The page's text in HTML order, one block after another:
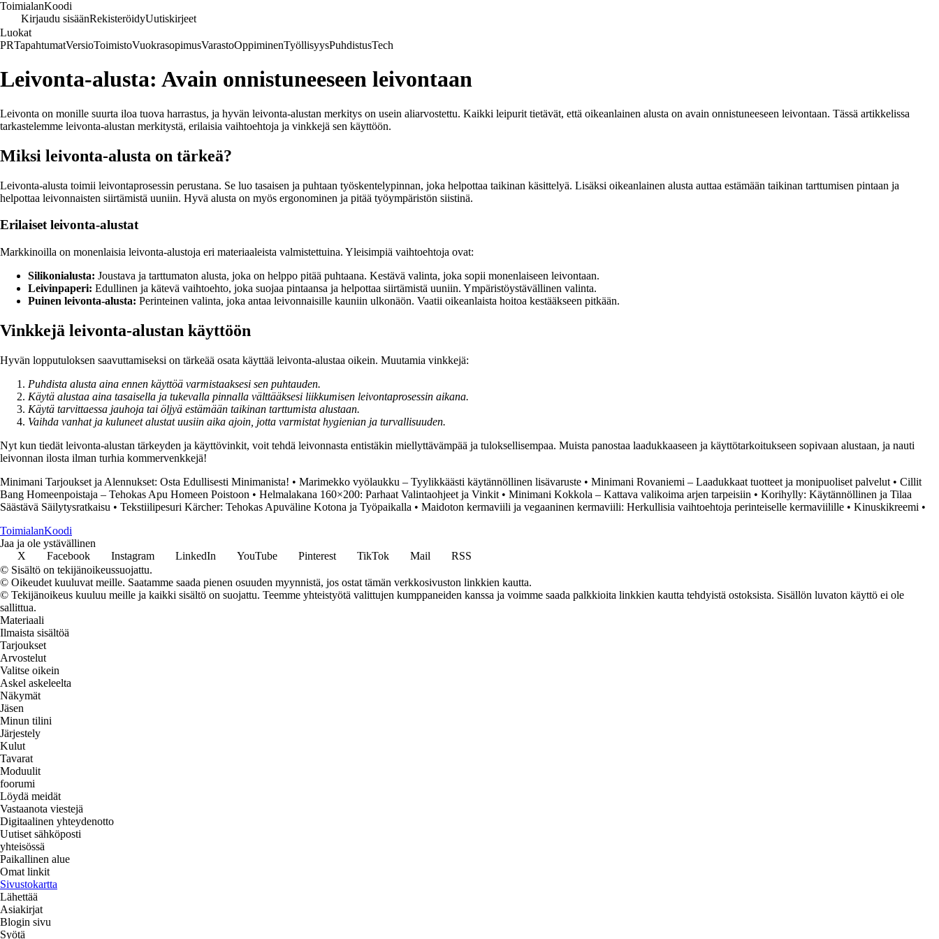
ToimialanKoodi
Kirjaudu sisäänRekisteröidyUutiskirjeet
Luokat
PRTapahtumatVersioToimistoVuokrasopimusVarastoOppiminenTyöllisyysPuhdistusTech
Leivonta-alusta: Avain onnistuneeseen leivontaan
Leivonta on monille suurta iloa tuova harrastus, ja hyvän leivonta-alustan merkitys on usein aliarvostettu. Kaikki leipurit tietävät, että oikeanlainen alusta on avain onnistuneeseen leivontaan. Tässä artikkelissa
tarkastelemme leivonta-alustan merkitystä, erilaisia vaihtoehtoja ja vinkkejä sen käyttöön.
Miksi leivonta-alusta on tärkeä?
Leivonta-alusta toimii leivontaprosessin perustana. Se luo tasaisen ja puhtaan työskentelypinnan, joka helpottaa taikinan käsittelyä. Lisäksi oikeanlainen alusta auttaa estämään taikinan tarttumisen pintaan ja
helpottaa leivonnaisten siirtämistä uuniin. Hyvä alusta on myös ergonominen ja pitää työympäristön siistinä.
Erilaiset leivonta-alustat
Markkinoilla on monenlaisia leivonta-alustoja eri materiaaleista valmistettuina. Yleisimpiä vaihtoehtoja ovat:
Silikonialusta: Joustava ja tarttumaton alusta, joka on helppo pitää puhtaana. Kestävä valinta, joka sopii monenlaiseen leivontaan.
Leivinpaperi: Edullinen ja kätevä vaihtoehto, joka suojaa pintaansa ja helpottaa siirtämistä uuniin. Ympäristöystävällinen valinta.
Puinen leivonta-alusta: Perinteinen valinta, joka antaa leivonnaisille kauniin ulkonäön. Vaatii oikeanlaista hoitoa kestääkseen pitkään.
Vinkkejä leivonta-alustan käyttöön
Hyvän lopputuloksen saavuttamiseksi on tärkeää osata käyttää leivonta-alustaa oikein. Muutamia vinkkejä:
Puhdista alusta aina ennen käyttöä varmistaaksesi sen puhtauden.
Käytä alustaa aina tasaisella ja tukevalla pinnalla välttääksesi liikkumisen leivontaprosessin aikana.
Käytä tarvittaessa jauhoja tai öljyä estämään taikinan tarttumista alustaan.
Vaihda vanhat ja kuluneet alustat uusiin aika ajoin, jotta varmistat hygienian ja turvallisuuden.
Nyt kun tiedät leivonta-alustan tärkeyden ja käyttövinkit, voit tehdä leivonnasta entistäkin miellyttävämpää ja tuloksellisempaa. Muista panostaa laadukkaaseen ja käyttötarkoitukseen sopivaan alustaan, ja nauti
leivonnan ilosta ilman turhia kommervenkkejä!
Minimani Tarjoukset ja Alennukset: Osta Edullisesti Minimanista! • Marimekko vyölaukku – Tyylikkäästi käytännöllinen lisävaruste • Minimani Rovaniemi – Laadukkaat tuotteet ja monipuoliset palvelut • Cillit
Bang Homeenpoistaja – Tehokas Apu Homeen Poistoon • Helmalakana 160×200: Parhaat Valintaohjeet ja Vinkit • Minimani Kokkola – Kattava valikoima arjen tarpeisiin • Korihylly: Käytännöllinen ja Tilaa
Säästävä Säilytysratkaisu • Tekstiilipesuri Kärcher: Tehokas Apuväline Kotona ja Työpaikalla • Maidoton kermaviili ja vegaaninen kermaviili: Herkullisia vaihtoehtoja perinteiselle kermaviilille • Kinuskikreemi •
ToimialanKoodi
Jaa ja ole ystävällinen
X
Facebook Instagram LinkedIn YouTube Pinterest TikTok Mail
RSS
© Sisältö on tekijänoikeussuojattu.
© Oikeudet kuuluvat meille. Saatamme saada pienen osuuden myynnistä, jos ostat tämän verkkosivuston linkkien kautta.
© Tekijänoikeus kuuluu meille ja kaikki sisältö on suojattu. Teemme yhteistyötä valittujen kumppaneiden kanssa ja voimme saada palkkioita linkkien kautta tehdyistä ostoksista. Sisällön luvaton käyttö ei ole
sallittua.
Materiaali
Ilmaista sisältöä
Tarjoukset
Arvostelut
Valitse oikein
Askel askeleelta
Näkymät
Jäsen
Minun tilini
Järjestely
Kulut
Tavarat
Moduulit
foorumi
Löydä meidät
Vastaanota viestejä
Digitaalinen yhteydenotto
Uutiset sähköposti
yhteisössä
Paikallinen alue
Omat linkit
Sivustokartta
Lähettää
Asiakirjat
Blogin sivu
Syötä